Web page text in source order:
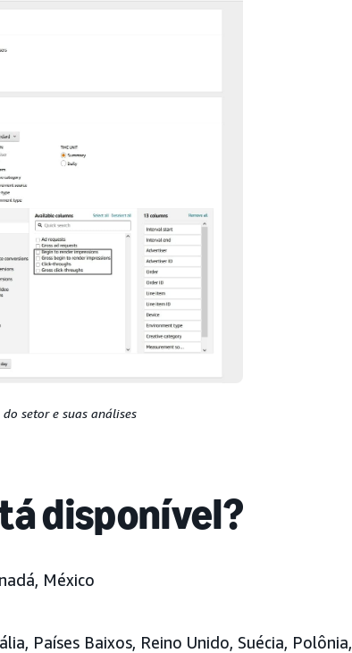
setor e suas análises
disponível?
México
Países Baixos, Reino Unido, Suécia, Polônia,